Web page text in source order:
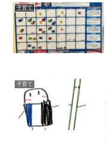
子育て
子育て